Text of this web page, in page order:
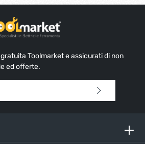
Toolmarket e assicurati di non
ed offerte.
generali